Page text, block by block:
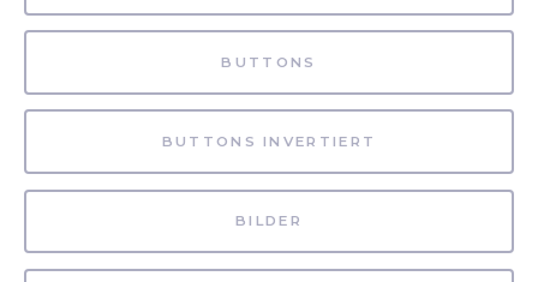
BUTTONS
BUTTONS INVERTIERT
BILDER